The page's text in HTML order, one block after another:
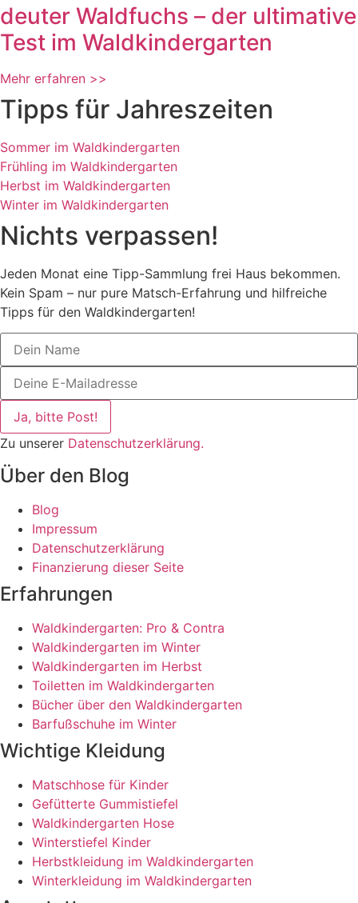
deuter Waldfuchs – der ultimative
Test im Waldkindergarten
Mehr erfahren >>
Tipps für Jahreszeiten
Sommer im Waldkindergarten
Frühling im Waldkindergarten
Herbst im Waldkindergarten
Winter im Waldkindergarten
Nichts verpassen!
Jeden Monat eine Tipp-Sammlung frei Haus bekommen.
Kein Spam – nur pure Matsch-Erfahrung und hilfreiche
Tipps für den Waldkindergarten!
Ja, bitte Post!
Zu unserer Datenschutzerklärung.
Über den Blog
Blog
Impressum
Datenschutzerklärung
Finanzierung dieser Seite
Erfahrungen
Waldkindergarten: Pro & Contra
Waldkindergarten im Winter
Waldkindergarten im Herbst
Toiletten im Waldkindergarten
Bücher über den Waldkindergarten
Barfußschuhe im Winter
Wichtige Kleidung
Matschhose für Kinder
Gefütterte Gummistiefel
Waldkindergarten Hose
Winterstiefel Kinder
Herbstkleidung im Waldkindergarten
Winterkleidung im Waldkindergarten